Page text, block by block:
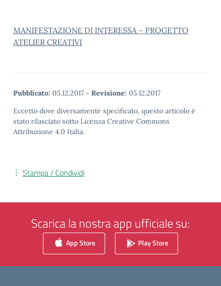
MANIFESTAZIONE DI INTERESSA – PROGETTO
ATELIER CREATIVI
Pubblicato: 05.12.2017 - Revisione: 05.12.2017
Eccetto dove diversamente specificato, questo articolo è
stato rilasciato sotto Licenza Creative Commons
Attribuzione 4.0 Italia.
Stampa / Condividi
Scarica la nostra app ufficiale su:
App Store Play Store